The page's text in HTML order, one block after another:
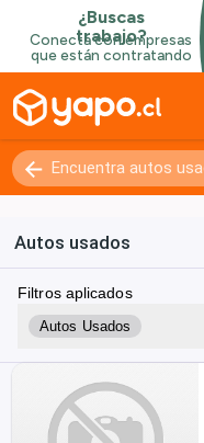
Autos usados
Filtros aplicados
Autos Usados